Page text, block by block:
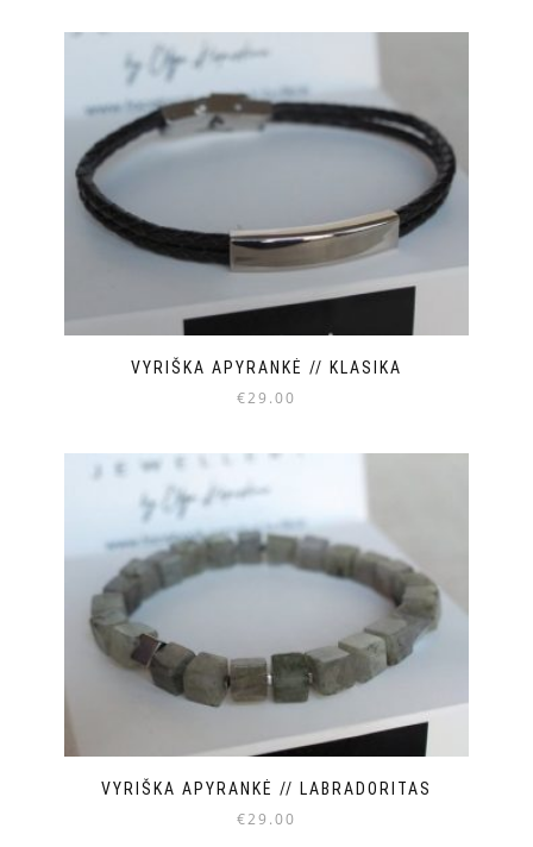
VYRIŠKA APYRANKĖ // KLASIKA
€29.00
VYRIŠKA APYRANKĖ // LABRADORITAS
€29.00